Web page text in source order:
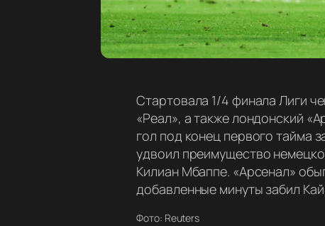
Стартовала 1/4 финала Лиги
«Реал», а также лондонский
гол под конец первого тайма
удвоил преимущество
Килиан Мбаппе. «Арсенал»
добавленные минуты забил
Фото: Reuters